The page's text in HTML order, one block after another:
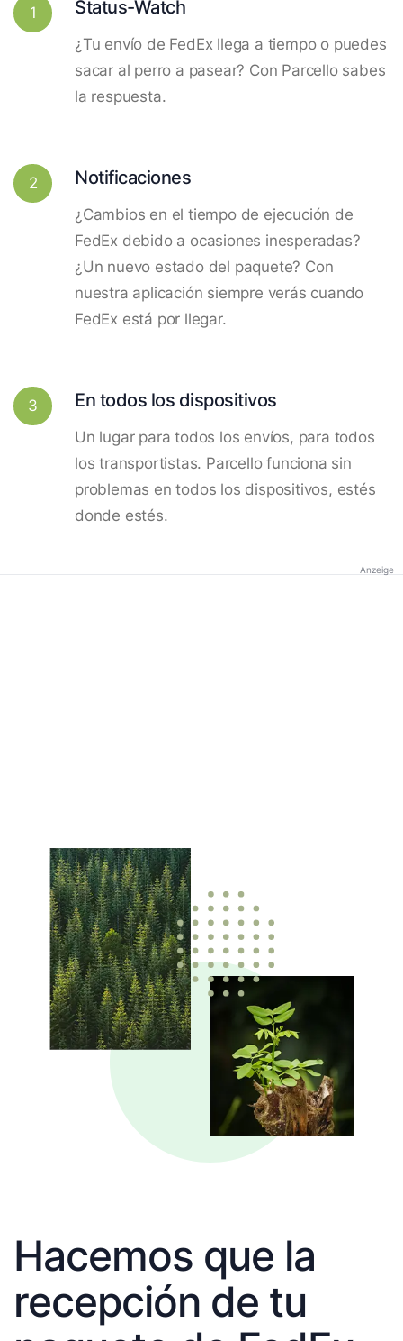
1 Status-Watch
¿Tu envío de FedEx llega a tiempo o puedes
sacar al perro a pasear? Con Parcello sabes
la respuesta.
2 Notificaciones
¿Cambios en el tiempo de ejecución de
FedEx debido a ocasiones inesperadas?
¿Un nuevo estado del paquete? Con
nuestra aplicación siempre verás cuando
FedEx está por llegar.
3 En todos los dispositivos
Un lugar para todos los envíos, para todos
los transportistas. Parcello funciona sin
problemas en todos los dispositivos, estés
donde estés.
Anzeige
Hacemos que la
recepción de tu